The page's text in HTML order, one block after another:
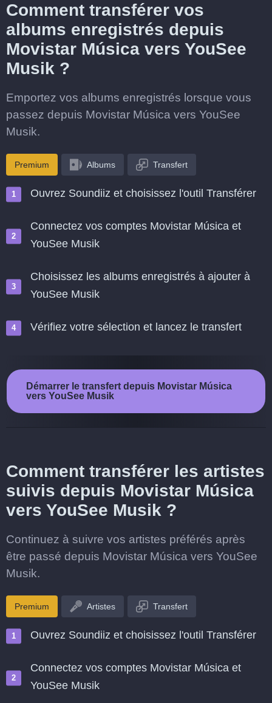
Comment transférer vos
albums enregistrés depuis
Movistar Música vers YouSee
Musik ?
Emportez vos albums enregistrés lorsque vous
passez depuis Movistar Música vers YouSee
Musik.
Premium Albums Transfert
Ouvrez Soundiiz et choisissez l'outil Transférer
Connectez vos comptes Movistar Música et
YouSee Musik
Choisissez les albums enregistrés à ajouter à
YouSee Musik
Vérifiez votre sélection et lancez le transfert
Démarrer le transfert depuis Movistar Música
vers YouSee Musik
Comment transférer les artistes
suivis depuis Movistar Música
vers YouSee Musik ?
Continuez à suivre vos artistes préférés après
être passé depuis Movistar Música vers YouSee
Musik.
Premium Artistes Transfert
Ouvrez Soundiiz et choisissez l'outil Transférer
Connectez vos comptes Movistar Música et
YouSee Musik